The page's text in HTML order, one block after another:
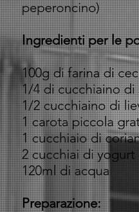
peperoncino)
Ingredienti per le
100g di farina di
1/4 di cucchiaino di
1/2 cucchiaino di
1 carota piccola
1 cucchiaio di
2 cucchiai di yogurt
120ml di acqua
Preparazione: